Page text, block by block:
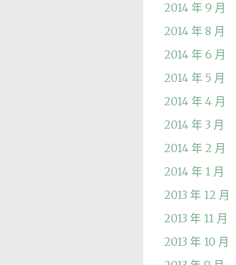
2014 年 9 月
2014 年 8 月
2014 年 6 月
2014 年 5 月
2014 年 4 月
2014 年 3 月
2014 年 2 月
2014 年 1 月
2013 年 12 月
2013 年 11 月
2013 年 10 月